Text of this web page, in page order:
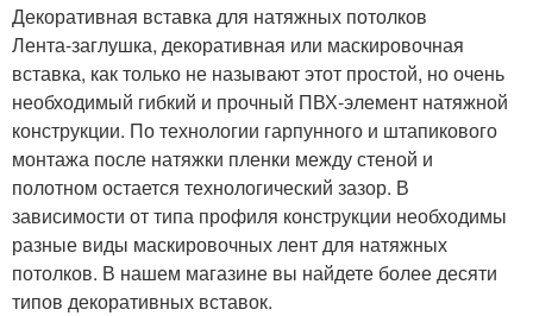
Декоративная вставка для натяжных потолков
Лента-заглушка, декоративная или маскировочная
вставка, как только не называют этот простой, но очень
необходимый гибкий и прочный ПВХ-элемент натяжной
конструкции. По технологии гарпунного и штапикового
монтажа после натяжки пленки между стеной и
полотном остается технологический зазор. В
зависимости от типа профиля конструкции необходимы
разные виды маскировочных лент для натяжных
потолков. В нашем магазине вы найдете более десяти
типов декоративных вставок.